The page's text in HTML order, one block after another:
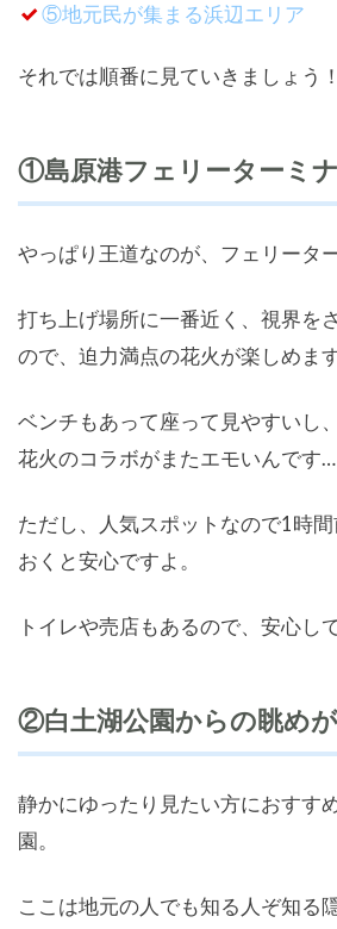
⑤地元民が集まる浜辺エリア
それでは順番に見ていきましょう！
①島原港フェリーターミ
やっぱり王道なのが、フェリータ
打ち上げ場所に一番近く、視界を
ので、迫力満点の花火が楽しめます
ベンチもあって座って見やすいし
花火のコラボがまたエモいんです…
ただし、人気スポットなので1時
おくと安心ですよ。
トイレや売店もあるので、安心し
②白土湖公園からの眺め
静かにゆったり見たい方におすす
園。
ここは地元の人でも知る人ぞ知る